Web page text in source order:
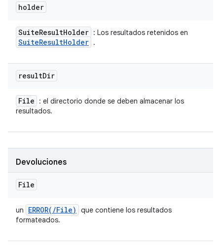
holder
SuiteResultHolder : Los resultados retenidos en
SuiteResultHolder .
resultDir
File
: el directorio donde se deben almacenar los
resultados.
Devoluciones
File
un ERROR( /File)
que contiene los resultados
formateados.